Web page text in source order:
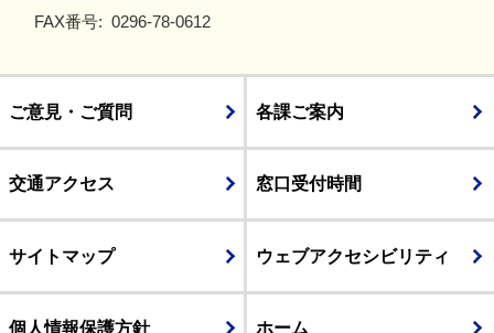
FAX番号: 0296-78-0612
ご意見・ご質問 各課ご案内
交通アクセス 窓口受付時間
サイトマップ ウェブアクセシビリティ
個人情報保護方針 ホーム